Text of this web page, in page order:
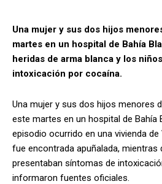
Una mujer y sus dos hijos
martes en un hospital de Bahía
heridas de arma blanca y los
intoxicación por cocaína.
Una mujer y sus dos hijos menores
este martes en un hospital de Bahía
episodio ocurrido en una vivienda de
fue encontrada apuñalada, mientras
presentaban síntomas de
informaron fuentes oficiales.